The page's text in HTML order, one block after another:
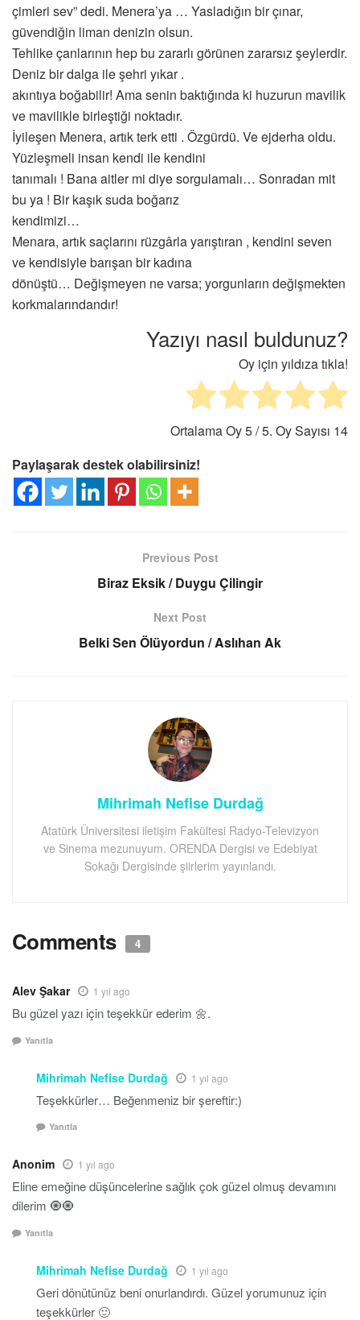
çimleri sev” dedi. Menera’ya … Yasladığın bir çınar,
güvendiğin liman denizin olsun.
Tehlike çanlarının hep bu zararlı görünen zararsız şeylerdir.
Deniz bir dalga ile şehri yıkar .
akıntıya boğabilir! Ama senin baktığında ki huzurun mavilik
ve mavilikle birleştiği noktadır.
İyileşen Menera, artık terk etti . Özgürdü. Ve ejderha oldu.
Yüzleşmeli insan kendi ile kendini
tanımalı ! Bana aitler mi diye sorgulamalı… Sonradan mit
bu ya ! Bir kaşık suda boğarız
kendimizi…
Menara, artık saçlarını rüzgârla yarıştıran , kendini seven
ve kendisiyle barışan bir kadına
dönüştü… Değişmeyen ne varsa; yorgunların değişmekten
korkmalarındandır!
Yazıyı nasıl buldunuz?
Oy için yıldıza tıkla!
Ortalama Oy5/ 5. Oy Sayısı 14
Paylaşarak destek olabilirsiniz!
Previous Post
Biraz Eksik / Duygu Çilingir
Next Post
Belki Sen Ölüyordun / Aslıhan Ak
Mihrimah Nefise Durdağ
Atatürk Üniversitesi iletişim Fakültesi Radyo-Televizyon
ve Sinema mezunuyum. ORENDA Dergisi ve Edebiyat
Sokağı Dergisinde şiirlerim yayınlandı.
Comments 4
Alev Şakar 1 yıl ago
Bu güzel yazı için teşekkür ederim 🌼.
Yanıtla
Mihrimah Nefise Durdağ 1 yıl ago
Teşekkürler… Beğenmeniz bir şereftir:)
Yanıtla
Anonim 1 yıl ago
Eline emeğine düşüncelerine sağlık çok güzel olmuş devamını
dilerim 🧿🧿
Yanıtla
Mihrimah Nefise Durdağ 1 yıl ago
Geri dönütünüz beni onurlandırdı. Güzel yorumunuz için
teşekkürler 🙂